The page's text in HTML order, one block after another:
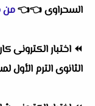
السحراوى👈
👈من
⏪ اختبار الكترونى
الثانوى الترم الأول